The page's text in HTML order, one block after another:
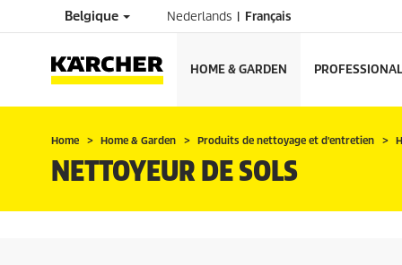
Belgique Nederlands Français
HOME & GARDEN PROFESSIONAL
Home Home & Garden Produits de nettoyage et d'entretien
NETTOYEUR DE SOLS